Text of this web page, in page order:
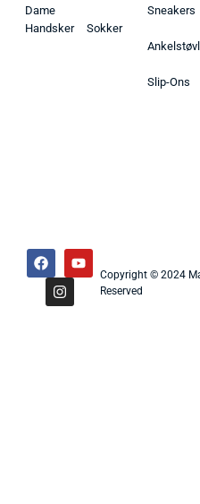
Dame
Handsker
Sokker
Sneakers
Slip-Ons
Copyright © 2024
Reserved